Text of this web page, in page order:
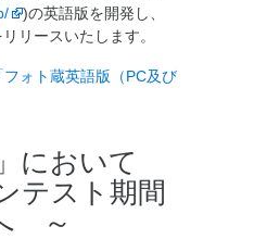
)の英語版を開発し、
リースいたします。
ォト蔵英語版（PC及び
において
テスト期間
～